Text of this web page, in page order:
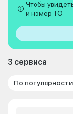
Чтобы
и номер ТО
3 сервиса
По популярности